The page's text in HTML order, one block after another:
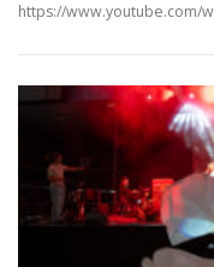
https://www.youtube.com/